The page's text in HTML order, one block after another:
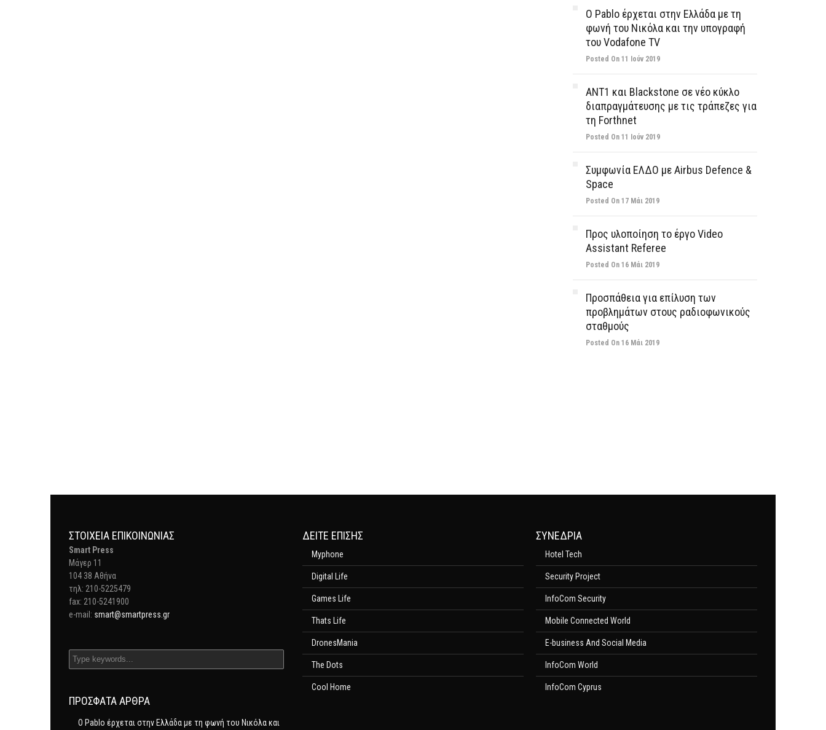
Ο Pablo έρχεται στην Ελλάδα με τη
φωνή του Νικόλα και την υπογραφή
του Vodafone TV
Posted On 11 Ιούν 2019
ΑΝΤ1 και Blackstone σε νέο κύκλο
διαπραγμάτευσης με τις τράπεζες για
τη Forthnet
Posted On 11 Ιούν 2019
Συμφωνία ΕΛΔΟ με Airbus Defence &
Space
Posted On 17 Μάι 2019
Προς υλοποίηση το έργο Video
Assistant Referee
Posted On 16 Μάι 2019
Προσπάθεια για επίλυση των
προβλημάτων στους ραδιοφωνικούς
σταθμούς
Posted On 16 Μάι 2019
ΣΤΟΙΧΕΊΑ ΕΠΙΚΟΙΝΩΝΊΑΣ
Smart Press
Mάγερ 11
104 38 Αθήνα
τηλ: 210-5225479
fax: 210-5241900
e-mail: smart@smartpress.gr
ΠΡΌΣΦΑΤΑ ΆΡΘΡΑ
Ο Pablo έρχεται στην Ελλάδα με τη φωνή του Νικόλα και
ΔΕΊΤΕ ΕΠΊΣΗΣ
Myphone
Digital Life
Games Life
Thats Life
DronesMania
The Dots
Cool Home
ΣΥΝΕΔΡΙΑ
Hotel Tech
Security Project
InfoCom Security
Mobile Connected World
E-business And Social Media
InfoCom World
InfoCom Cyprus